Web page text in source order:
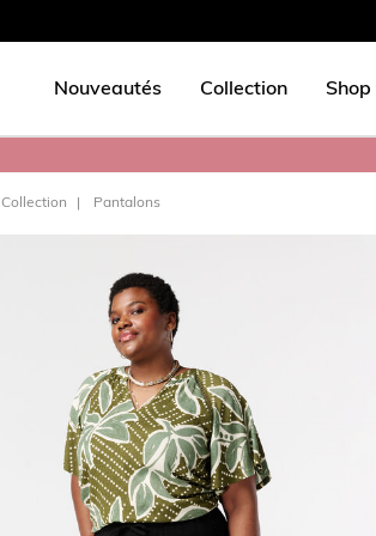
Nouveautés Collection
Collection Pantalons